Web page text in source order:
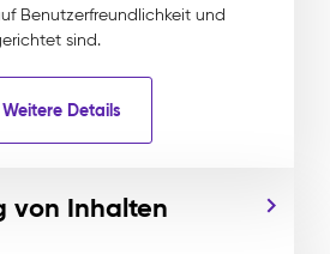
Benutzerfreundlichkeit und
sind.
Weitere Details
von Inhalten